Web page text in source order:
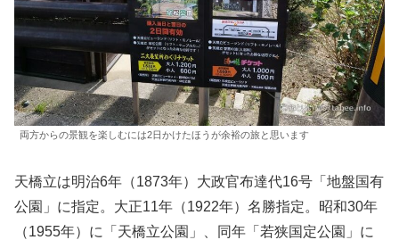
両方からの景観を楽しむには2日かけたほうが余裕の旅と思います
天橋立は明治6年（1873年）大政官布達代16号「地盤国有
公園」に指定。大正11年（1922年）名勝指定。昭和30年
（1955年）に「天橋立公園」、同年「若狭国定公園」に